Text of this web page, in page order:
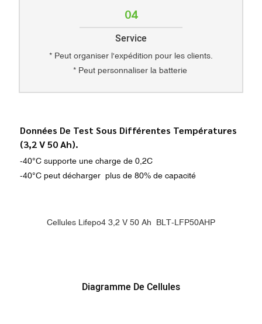
04
Service
* Peut organiser l'expédition pour les clients.
* Peut personnaliser la batterie
Cellules Lifepo4 3,2 V 50 Ah BLT-LFP50AHP
Données De Test Sous Différentes Températures
(3,2 V 50 Ah).
-40°C supporte une charge de 0,2C
-40°C peut décharger plus de 80% de capacité
Diagramme De Cellules